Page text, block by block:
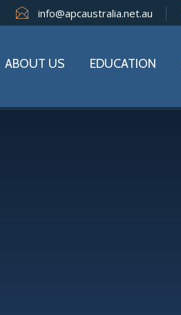
info@apcaustralia.net.au
ABOUT US EDUCATION